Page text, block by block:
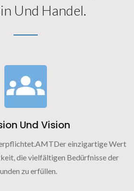
Und Handel.
Und Vision
einzigartige Wert
die vielfältigen Bedürfnisse der
zu erfüllen.